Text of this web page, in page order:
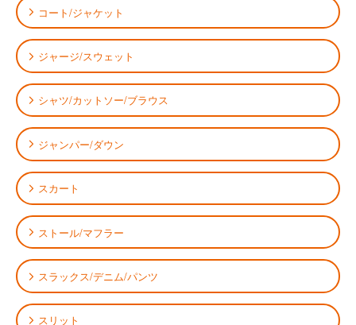
コート/ジャケット
ジャージ/スウェット
シャツ/カットソー/ブラウス
ジャンパー/ダウン
スカート
ストール/マフラー
スラックス/デニム/パンツ
スリット